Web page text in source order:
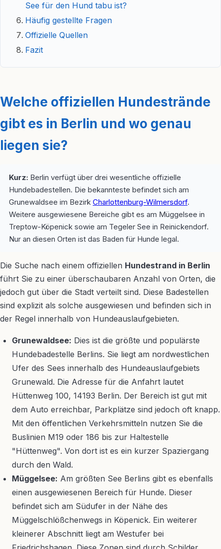
See für den Hund tabu ist?
Häufig gestellte Fragen
Offizielle Quellen
Fazit
Welche offiziellen Hundestrände
gibt es in Berlin und wo genau
liegen sie?
Kurz: Berlin verfügt über drei wesentliche offizielle
Hundebadestellen. Die bekannteste befindet sich am
Grunewaldsee im Bezirk Charlottenburg-Wilmersdorf.
Weitere ausgewiesene Bereiche gibt es am Müggelsee in
Treptow-Köpenick sowie am Tegeler See in Reinickendorf.
Nur an diesen Orten ist das Baden für Hunde legal.
Die Suche nach einem offiziellen Hundestrand in Berlin
führt Sie zu einer überschaubaren Anzahl von Orten, die
jedoch gut über die Stadt verteilt sind. Diese Badestellen
sind explizit als solche ausgewiesen und befinden sich in
der Regel innerhalb von Hundeauslaufgebieten.
Grunewaldsee: Dies ist die größte und populärste
Hundebadestelle Berlins. Sie liegt am nordwestlichen
Ufer des Sees innerhalb des Hundeauslaufgebiets
Grunewald. Die Adresse für die Anfahrt lautet
Hüttenweg 100, 14193 Berlin. Der Bereich ist gut mit
dem Auto erreichbar, Parkplätze sind jedoch oft knapp.
Mit den öffentlichen Verkehrsmitteln nutzen Sie die
Buslinien M19 oder 186 bis zur Haltestelle
"Hüttenweg". Von dort ist es ein kurzer Spaziergang
durch den Wald.
Müggelsee: Am größten See Berlins gibt es ebenfalls
einen ausgewiesenen Bereich für Hunde. Dieser
befindet sich am Südufer in der Nähe des
Müggelschlößchenwegs in Köpenick. Ein weiterer
kleinerer Abschnitt liegt am Westufer bei